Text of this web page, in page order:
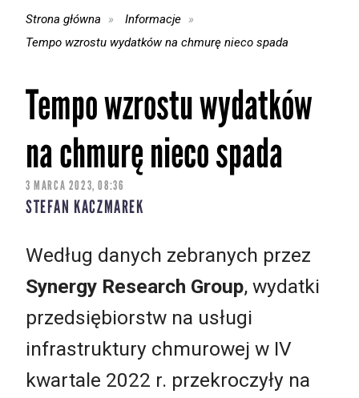
Strona główna
Informacje
Tempo wzrostu wydatków na chmurę nieco spada
Tempo wzrostu wydatków
na chmurę nieco spada
3 MARCA 2023, 08:36
STEFAN KACZMAREK
Według danych zebranych przez
Synergy Research Group, wydatki
przedsiębiorstw na usługi
infrastruktury chmurowej w IV
kwartale 2022 r. przekroczyły na